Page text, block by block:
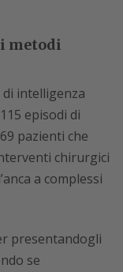
metodi
intelligenza
episodi di
pazienti che
chirurgici
a complessi
presentandogli
se